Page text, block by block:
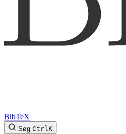
BibTeX
Søg CtrlK